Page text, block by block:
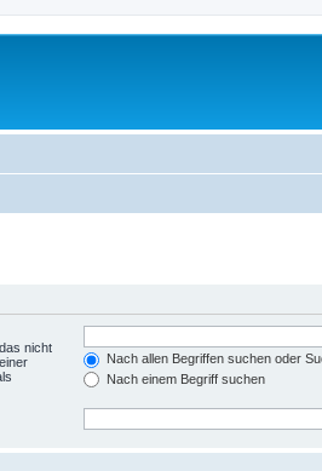
nicht
Nach allen Begriffen suchen oder
Nach einem Begriff suchen